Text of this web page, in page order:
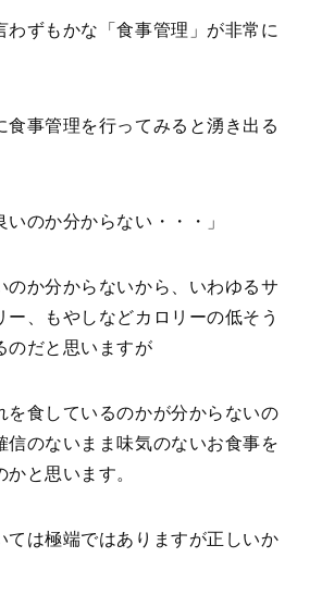
わずもかな「食事管理」が非常に
食事管理を行ってみると湧き出る
いのか分からない・・・」
のか分からないから、いわゆるサ
ー、もやしなどカロリーの低そう
のだと思いますが
を食しているのかが分からないの
信のないまま味気のないお食事を
と思います。
ては極端ではありますが正しいか